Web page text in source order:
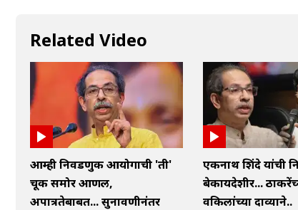
Related Video
आम्ही निवडणुक आयोगाची 'ती'
चूक समोर आणली,
अपात्रतेबाबत... सुनावणीनंतर
एकनाथ शिंदे यांची
बेकायदेशीर...
वकिलांच्या दाव्याने..